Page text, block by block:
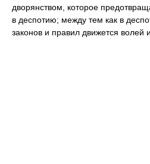
дворянством, которое
в деспотию; между тем как в
законов и правил движется волей